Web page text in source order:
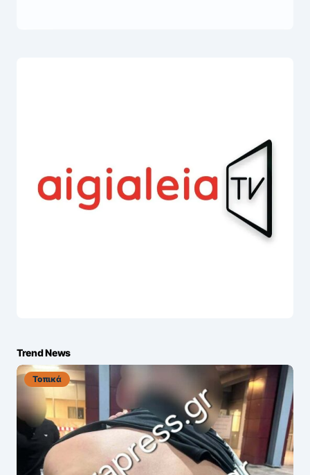
Trend News
Τοπικά